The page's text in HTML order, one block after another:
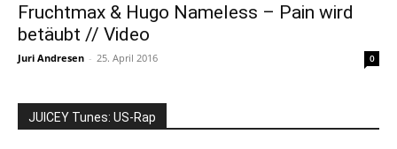
Fruchtmax & Hugo Nameless – Pain wird
betäubt // Video
Juri Andresen - 25. April 2016 0
JUICEY Tunes: US-Rap